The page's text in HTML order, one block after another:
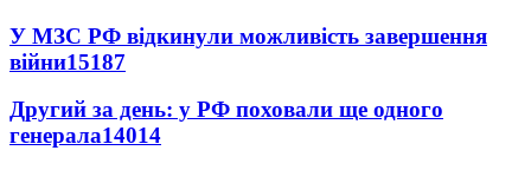
У МЗС РФ відкинули можливість завершення
війни15187
Другий за день: у РФ поховали ще одного
генерала14014